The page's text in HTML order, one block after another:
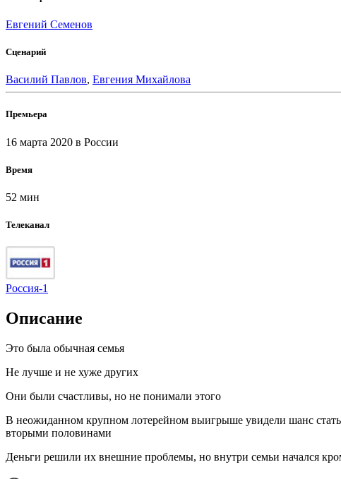
Евгений Семенов
Сценарий
Василий Павлов, Евгения Михайлова
Премьера
16 марта 2020 в России
Время
52 мин
Телеканал
Россия-1
Описание
Это была обычная семья
Не лучше и не хуже других
Они были счастливы, но не понимали этого
В неожиданном крупном лотерейном выигрыше увидели шанс
вторыми половинами
Деньги решили их внешние проблемы, но внутри семьи начался